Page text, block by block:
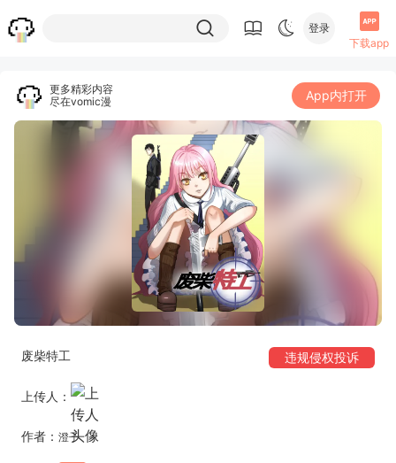
登录
下载app
更多精彩内容
尽在vomic漫
App内打开
废柴特工 违规侵权投诉
上传人：
作者： 澄子